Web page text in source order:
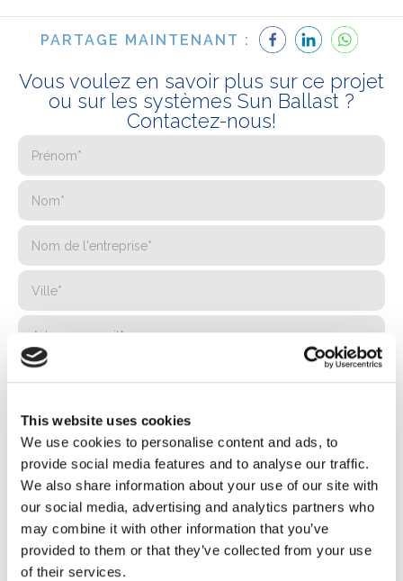
This website uses cookies
We use cookies to personalise content and ads, to
provide social media features and to analyse our traffic.
We also share information about your use of our site with
our social media, advertising and analytics partners who
may combine it with other information that you’ve
provided to them or that they’ve collected from your use
of their services.
PARTAGE MAINTENANT :
Vous voulez en savoir plus sur ce projet
ou sur les systèmes Sun Ballast ?
Contactez-nous!